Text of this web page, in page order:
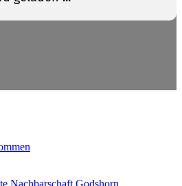
Nachbarschaft Godshorn